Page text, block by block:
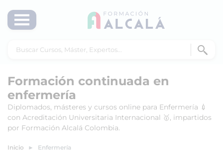
Formación continuada en
enfermería
Diplomados, másteres y cursos online para Enfermería 💉
con Acreditación Universitaria Internacional 🥇, impartidos
por Formación Alcalá Colombia.
Inicio Enfermería